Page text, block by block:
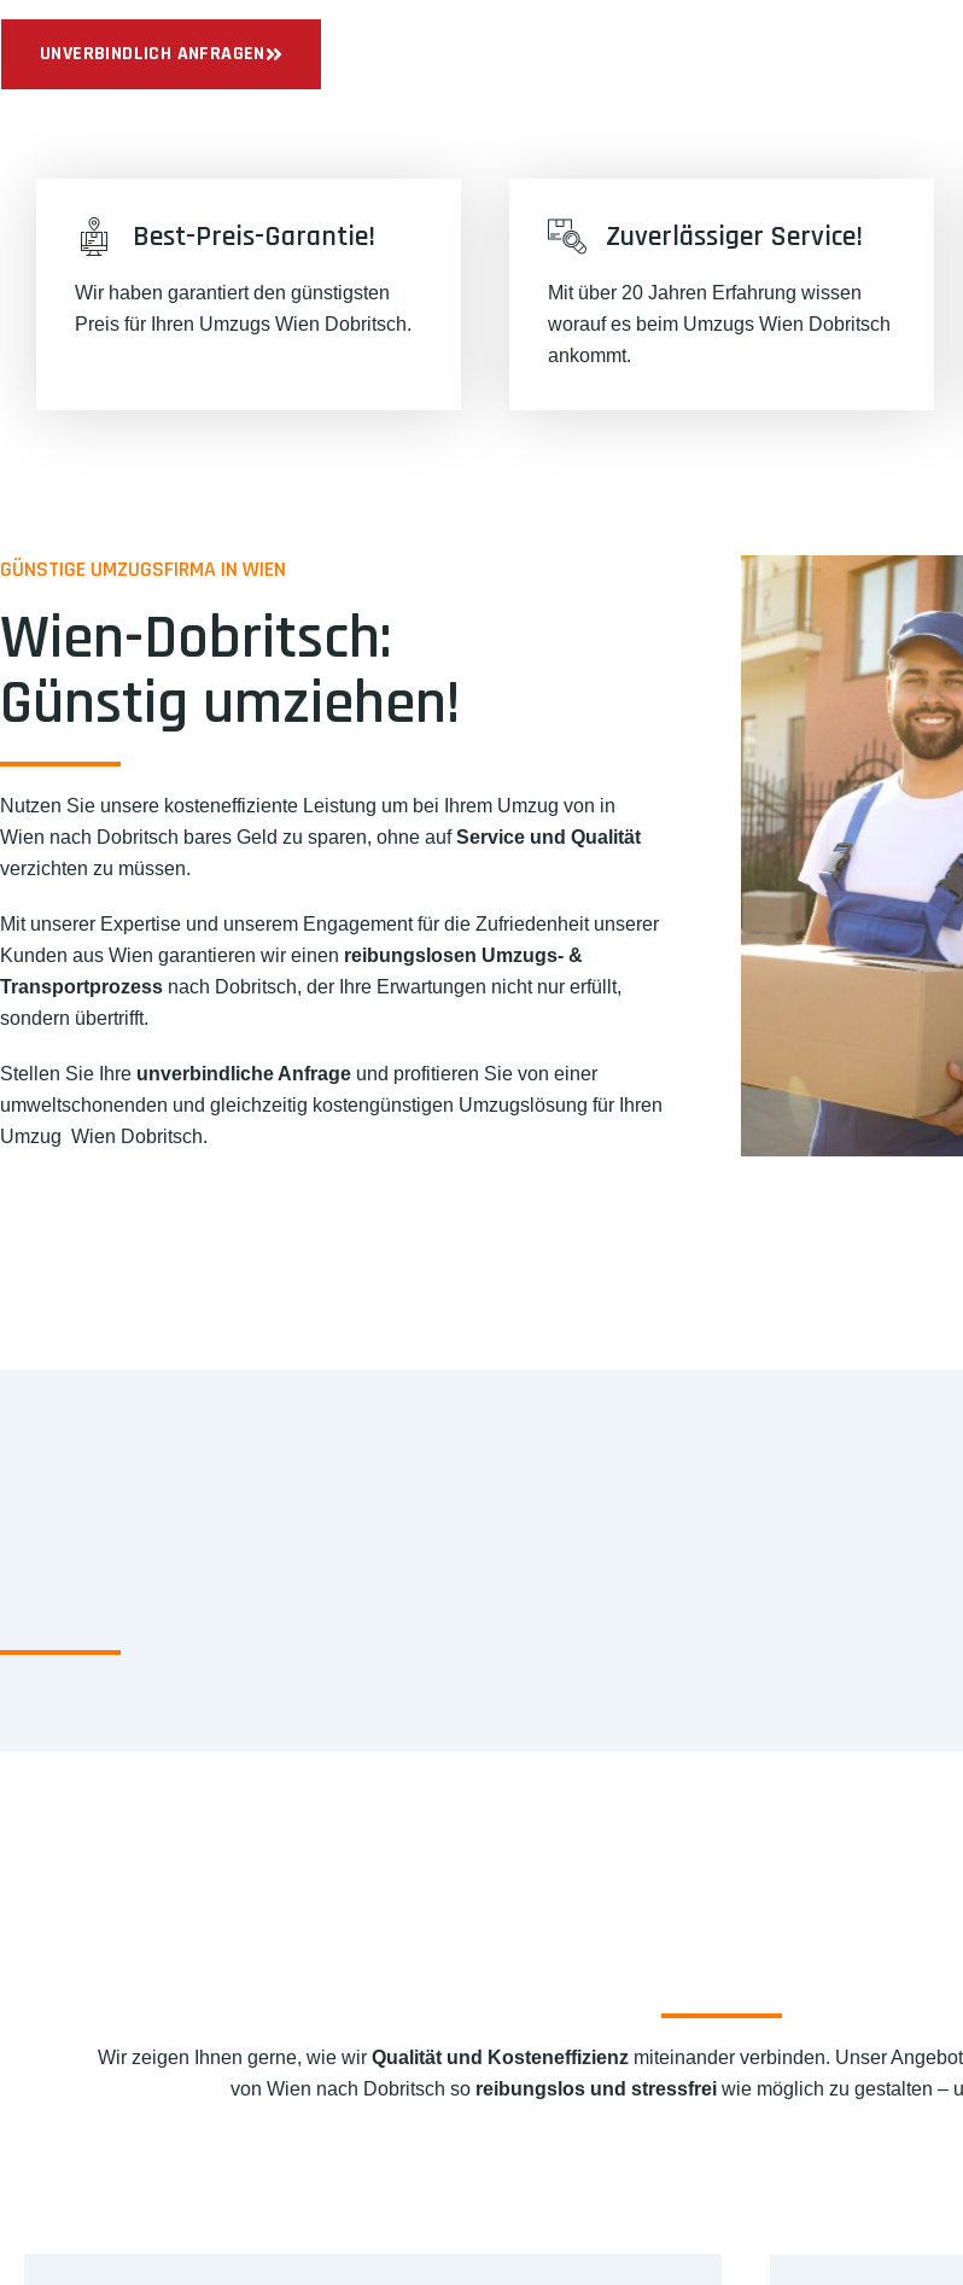
UNVERBINDLICH ANFRAGEN
Best-Preis-Garantie!
Wir haben garantiert den günstigsten
Preis für Ihren Umzugs Wien Dobritsch.
Zuverlässiger Service!
Mit über 20 Jahren Erfahrung wissen
worauf es beim Umzugs Wien Dobritsch
ankommt.
GÜNSTIGE UMZUGSFIRMA IN WIEN
Wien-Dobritsch:
Günstig umziehen!
Nutzen Sie unsere kosteneffiziente Leistung um bei Ihrem Umzug von in
Wien nach Dobritsch bares Geld zu sparen, ohne aufService und Qualität
verzichten zu müssen.
Mit unserer Expertise und unserem Engagement für die Zufriedenheit unserer
Kunden aus Wien garantieren wir einen reibungslosen Umzugs- &
Transportprozess nach Dobritsch, der Ihre Erwartungen nicht nur erfüllt,
sondern übertrifft.
Stellen Sie Ihre unverbindliche Anfrage und profitieren Sie von einer
umweltschonenden und gleichzeitig kostengünstigen Umzugslösung für Ihren
Umzug Wien Dobritsch.
Wir zeigen Ihnen gerne, wie wir Qualität und Kosteneffizienzmiteinander verbinden. Unser
von Wien nach Dobritsch so reibungslos und stressfrei wie möglich zu gestalten –